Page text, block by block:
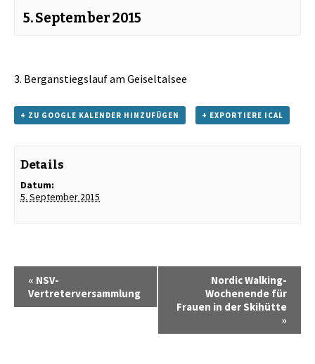
5. September 2015
3. Berganstiegslauf am Geiseltalsee
+ ZU GOOGLE KALENDER HINZUFÜGEN + EXPORTIERE ICAL
Details
Datum:
5. September 2015
« NSV-
Vertreterversammlung
Nordic Walking-
Wochenende für
Frauen in der Skihütte
»